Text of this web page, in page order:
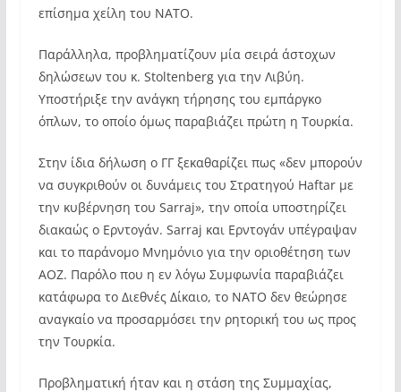
επίσημα χείλη του ΝΑΤΟ.
Παράλληλα, προβληματίζουν μία σειρά άστοχων
δηλώσεων του κ. Stoltenberg για την Λιβύη.
Υποστήριξε την ανάγκη τήρησης του εμπάργκο
όπλων, το οποίο όμως παραβιάζει πρώτη η Τουρκία.
Στην ίδια δήλωση ο ΓΓ ξεκαθαρίζει πως «δεν μπορούν
να συγκριθούν οι δυνάμεις του Στρατηγού Haftar με
την κυβέρνηση του Sarraj», την οποία υποστηρίζει
διακαώς ο Ερντογάν. Sarraj και Ερντογάν υπέγραψαν
και το παράνομο Μνημόνιο για την οριοθέτηση των
ΑΟΖ. Παρόλο που η εν λόγω Συμφωνία παραβιάζει
κατάφωρα το Διεθνές Δίκαιο, το ΝΑΤΟ δεν θεώρησε
αναγκαίο να προσαρμόσει την ρητορική του ως προς
την Τουρκία.
Προβληματική ήταν και η στάση της Συμμαχίας,